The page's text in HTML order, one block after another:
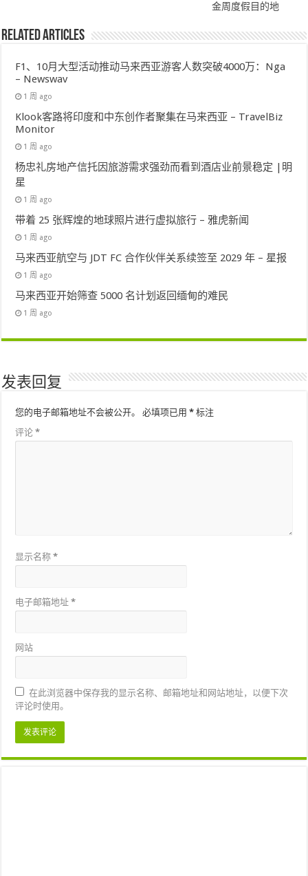
金周度假目的地
Related Articles
F1、10月大型活动推动马来西亚游客人数突破4000万：Nga
– Newswav
1 周 ago
Klook客路将印度和中东创作者聚集在马来西亚 – TravelBiz
Monitor
1 周 ago
杨忠礼房地产信托因旅游需求强劲而看到酒店业前景稳定 |明
星
1 周 ago
带着 25 张辉煌的地球照片进行虚拟旅行 – 雅虎新闻
1 周 ago
马来西亚航空与 JDT FC 合作伙伴关系续签至 2029 年 – 星报
1 周 ago
马来西亚开始筛查 5000 名计划返回缅甸的难民
1 周 ago
发表回复
您的电子邮箱地址不会被公开。 必填项已用* 标注
评论*
显示名称*
电子邮箱地址*
网站
在此浏览器中保存我的显示名称、邮箱地址和网站地址，以便下次
评论时使用。